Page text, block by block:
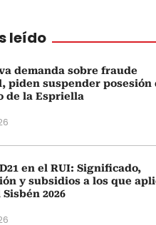
leído
demanda sobre fraude
piden suspender posesión
de la Espriella
en el RUI: Significado,
y subsidios a los que
2026